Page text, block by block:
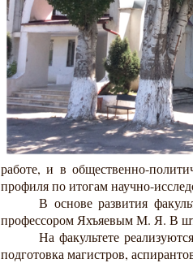
работе, и в общественно-
профиля по итогам научно-
В основе развития
профессором Яхъяевым М. Я. В
На факультете
подготовка магистров,